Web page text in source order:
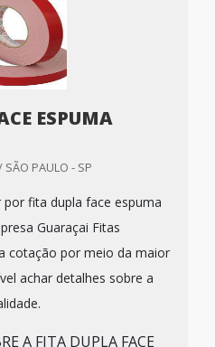
ESPUMA
SÃO PAULO - SP
fita dupla face espuma
Guaraçai Fitas
cotação por meio da maior
achar detalhes sobre a
A FITA DUPLA FACE